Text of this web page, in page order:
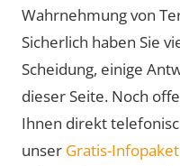
Wahrnehmung von
Sicherlich haben Sie
Scheidung, einige
dieser Seite. Noch
Ihnen direkt
unser Gratis-Infopaket